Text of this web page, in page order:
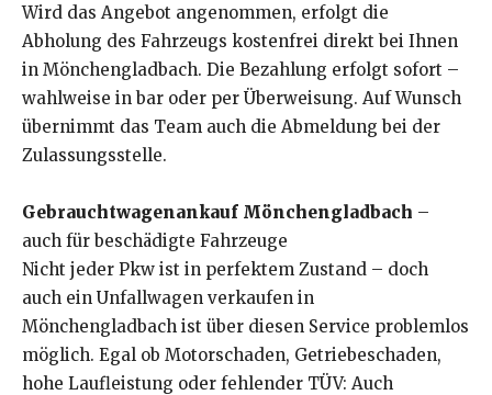
Wird das Angebot angenommen, erfolgt die
Abholung des Fahrzeugs kostenfrei direkt bei Ihnen
in Mönchengladbach. Die Bezahlung erfolgt sofort –
wahlweise in bar oder per Überweisung. Auf Wunsch
übernimmt das Team auch die Abmeldung bei der
Zulassungsstelle.
Gebrauchtwagenankauf Mönchengladbach –
auch für beschädigte Fahrzeuge
Nicht jeder Pkw ist in perfektem Zustand – doch
auch ein Unfallwagen verkaufen in
Mönchengladbach ist über diesen Service problemlos
möglich. Egal ob Motorschaden, Getriebeschaden,
hohe Laufleistung oder fehlender TÜV: Auch